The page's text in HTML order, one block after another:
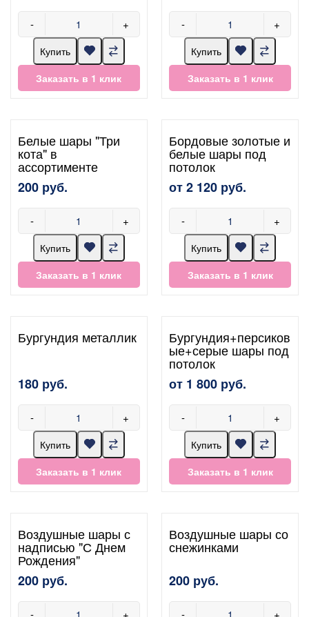
- +
Купить
Заказать в 1 клик
- +
Купить
Заказать в 1 клик
Белые шары "Три
кота" в
ассортименте
200 руб.
- +
Купить
Заказать в 1 клик
Бордовые золотые и
белые шары под
потолок
от 2 120 руб.
- +
Купить
Заказать в 1 клик
Бургундия металлик
180 руб.
- +
Купить
Заказать в 1 клик
Бургундия+персиков
ые+серые шары под
потолок
от 1 800 руб.
- +
Купить
Заказать в 1 клик
Воздушные шары с
надписью "С Днем
Рождения"
200 руб.
- +
Воздушные шары со
снежинками
200 руб.
- +